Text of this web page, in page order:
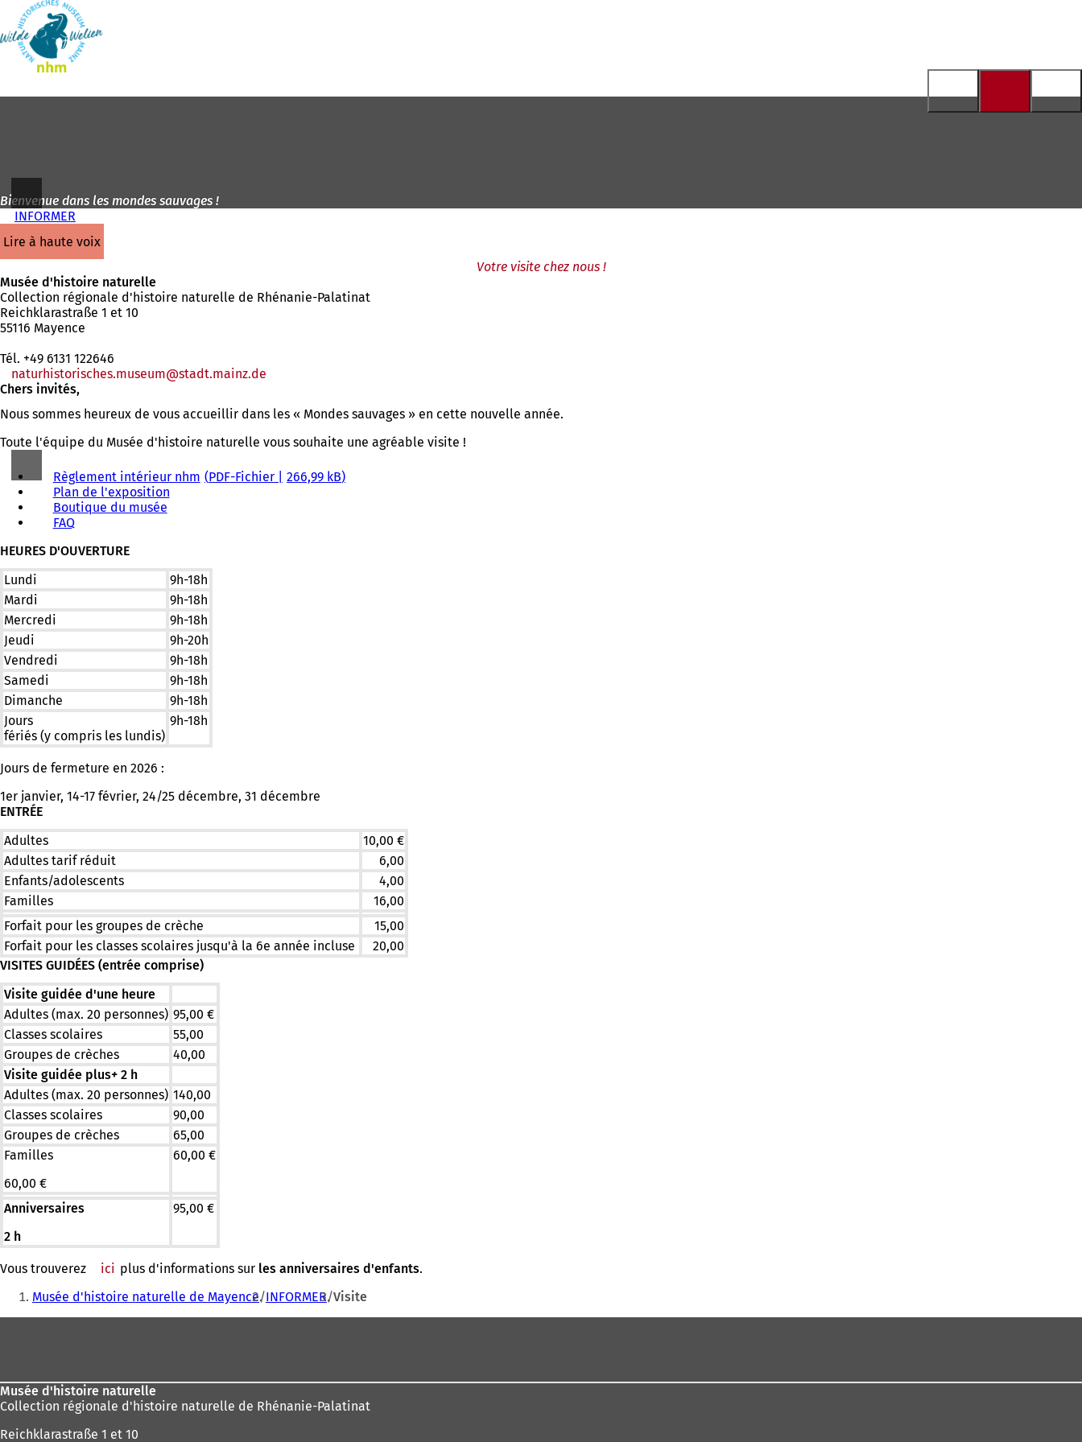
Accéder au contenu
page
d'accueil
Bienvenue dans les mondes sauvages !
INFORMER
lire à haute voix
Votre visite chez nous !
Musée d'histoire naturelle
Collection régionale d'histoire naturelle de Rhénanie-Palatinat
Reichklarastraße 1 et 10
55116 Mayence
Tél. +49 6131 122646
naturhistorisches.museum
stadt.mainz de
Chers invités,
Nous sommes heureux de vous accueillir dans les « Mondes sauvages » en cette nouvelle année.
Toute l'équipe du Musée d'histoire naturelle vous souhaite une agréable visite !
Règlement intérieur nhm PDF-Fichier
266,99 kB
Plan de l'exposition
Boutique du musée
FAQ
HEURES D'OUVERTURE
Lundi
9h-18h
Mardi
9h-18h
Mercredi
9h-18h
Jeudi
9h-20h
Vendredi
9h-18h
Samedi
9h-18h
Dimanche
9h-18h
Jours
fériés (y compris les lundis)
9h-18h
Jours de fermeture en 2026 :
1er janvier, 14-17 février, 24/25 décembre, 31 décembre
ENTRÉE
Adultes
10,00 €
Adultes tarif réduit
6,00
Enfants/adolescents
4,00
Familles
16,00
Forfait pour les groupes de crèche
15,00
Forfait pour les classes scolaires jusqu'à la 6e année incluse
20,00
VISITES GUIDÉES (entrée comprise)
Visite guidée d'une heure
Adultes (max. 20 personnes) 95,00 €
Classes scolaires
55,00
Groupes de crèches
40,00
Visite guidée plus+ 2 h
Adultes (max. 20 personnes) 140,00
Classes scolaires
90,00
Groupes de crèches
65,00
Familles
60,00 €
60,00 €
Anniversaires
2 h
95,00 €
Vous trouverez ici plus d'informations sur les anniversaires d'enfants.
Vous
êtes
Musée d'histoire naturelle de Mayence INFORMER Visite
Musée d'histoire naturelle
Collection régionale d'histoire naturelle de Rhénanie-Palatinat
Reichklarastraße 1 et 10